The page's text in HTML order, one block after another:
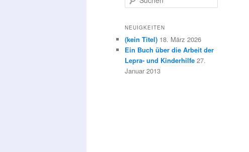
u
h
n
NEUIGKEITEN
(kein Titel) 18. März 2026
Ein Buch über die Arbeit der
Lepra- und Kinderhilfe 27.
Januar 2013